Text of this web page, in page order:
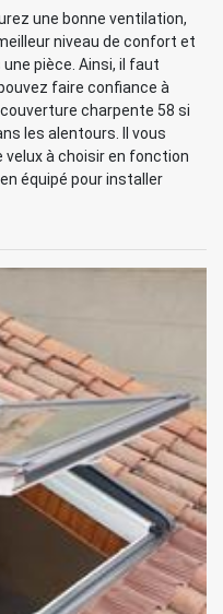
une bonne ventilation,
niveau de confort et
pièce. Ainsi, il faut
faire confiance à
charpente 58 si
les alentours. Il vous
velux à choisir en fonction
équipé pour installer